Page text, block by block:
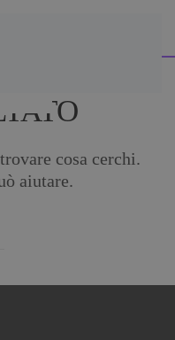
cosa cerchi.
aiutare.